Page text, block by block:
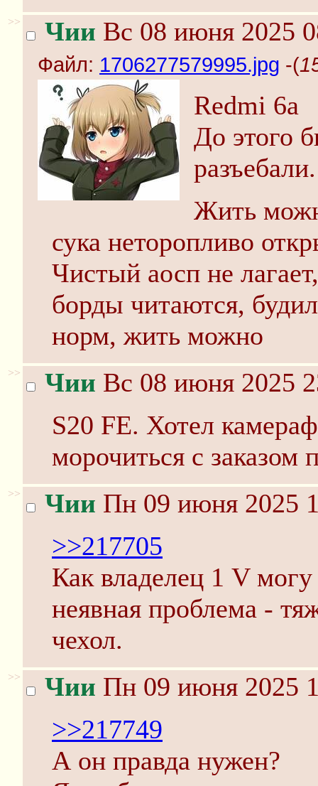
>> Чии Вс 08 июня 2025
Файл: 1706277579995.jpg -(
Redmi 6a
До этого
Жить
сука неторопливо
Чистый аосп не
борды читаются,
норм, жить можно
>> Чии Вс 08 июня 2025
S20 FE. Хотел
морочиться с заказом
>> Чии Пн 09 июня 2025
>>217705
Как владелец 1 V могу
неявная проблема -
чехол.
>> Чии Пн 09 июня 2025
>>217749
А он правда нужен?